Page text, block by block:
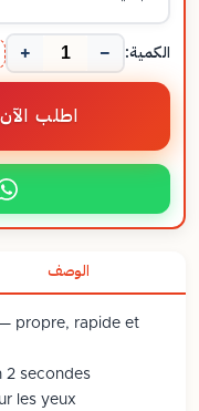
الكمية: −
+
اطلب الآن
الوصف
propre, rapide et
2 secondes
les yeux